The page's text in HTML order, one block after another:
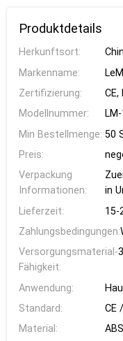
Produktdetails
Herkunftsort:
Markenname:
Zertifizierung:
CE,
Modellnummer:
Min Bestellmenge: 50
Preis:
Verpackung
Informationen:
in
Lieferzeit:
15-
Zahlungsbedingungen:
Versorgungsmaterial-
Fähigkeit:
Anwendung:
Standard:
CE
Material:
ABS